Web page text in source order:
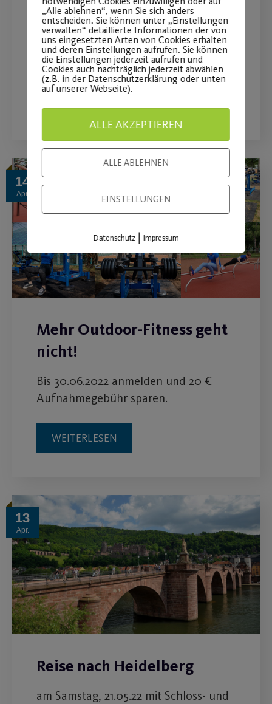
Post SV!
Kostenlose Übungsstunden für
Mitglieder und Nichtmitglieder.
14
Apr.
Mehr Outdoor-Fitness geht
nicht!
Bis 30.06.2022 anmelden und 20 €
Aufnahmegebühr sparen.
WEITERLESEN
13
Apr.
Reise nach Heidelberg
am Samstag, 21.05.22 mit Schloss- und
„Alle ablehnen“, wenn Sie sich anders
entscheiden. Sie können unter „Einstellungen
verwalten“ detaillierte Informationen der von
uns eingesetzten Arten von Cookies erhalten
und deren Einstellungen aufrufen. Sie können
die Einstellungen jederzeit aufrufen und
Cookies auch nachträglich jederzeit abwählen
(z.B. in der Datenschutzerklärung oder unten
auf unserer Webseite).
ALLE AKZEPTIEREN
ALLE ABLEHNEN
EINSTELLUNGEN
Datenschutz| Impressum